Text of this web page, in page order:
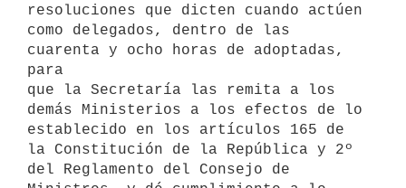
resoluciones que dicten cuando actúen
como delegados, dentro de las
cuarenta y ocho horas de adoptadas,
para
que la Secretaría las remita a los
demás Ministerios a los efectos de lo
establecido en los artículos 165 de
la Constitución de la República y 2º
del Reglamento del Consejo de